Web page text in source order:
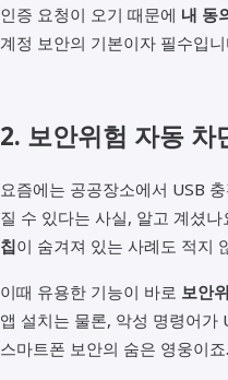
인증 요청이 오기 때문에 내 동
계정 보안의 기본이자 필수입
2. 보안위험 자동 차
요즘에는 공공장소에서 USB
질 수 있다는 사실, 알고 계셨
칩이 숨겨져 있는 사례도 적지
이때 유용한 기능이 바로 보안
앱 설치는 물론, 악성 명령어가
스마트폰 보안의 숨은 영웅이죠.